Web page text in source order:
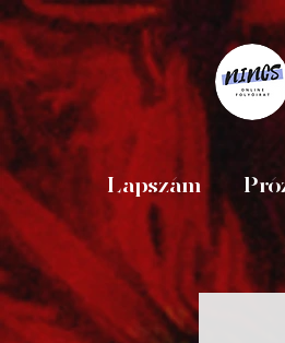
Lapszám